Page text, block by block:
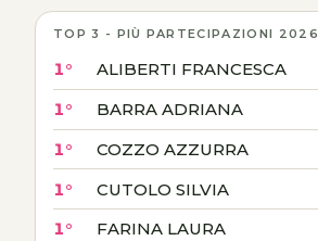
TOP 3 - PIÙ PARTECIPAZIONI 2026
1° ALIBERTI FRANCESCA
1° BARRA ADRIANA
1° COZZO AZZURRA
1° CUTOLO SILVIA
1° FARINA LAURA